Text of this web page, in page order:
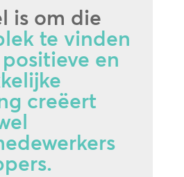
is om die
te vinden
en
creëert